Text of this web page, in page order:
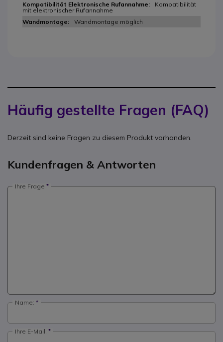
Kompatibilität
mit elektronischer Rufannahme
Wandmontage möglich
Häufig gestellte Fragen (FAQ)
Derzeit sind keine Fragen zu diesem Produkt vorhanden.
Kundenfragen & Antworten
Ihre Frage
Name:
Ihre E-Mail: